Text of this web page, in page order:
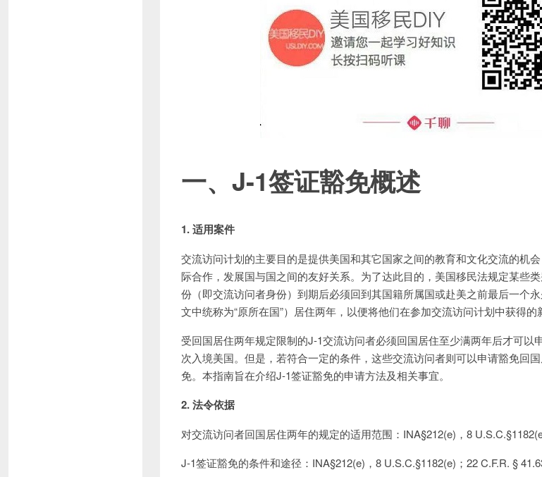
一、 J-1签证豁免概述
1. 适用案件
交流访问计划的主要目的是提供美国和其它国家之间的教育和文化交流的机
际合作，发展国与国之间的友好关系。为了达此目的，美国移民法规定某些
份（即交流访问者身份）到期后必须回到其国籍所属国或赴美之前最后一个
文中统称为“原所在国”）居住两年，以便将他们在参加交流访问计划中获得的
受回国居住两年规定限制的J-1交流访问者必须回国居住至少满两年后才可以
次入境美国。但是，若符合一定的条件，这些交流访问者则可以申请豁免回
免。本指南旨在介绍J-1签证豁免的申请方法及相关事宜。
2. 法令依据
对交流访问者回国居住两年的规定的适用范围：INA§212(e)，8
J-1签证豁免的条件和途径：INA§212(e)，8 U.S.C.§1182(e)；22 C.F.R. §